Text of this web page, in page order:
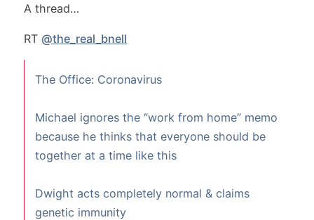
A thread…
RT @the_real_bnell
The Office: Coronavirus
Michael ignores the “work from home” memo
because he thinks that everyone should be
together at a time like this
Dwight acts completely normal & claims
genetic immunity